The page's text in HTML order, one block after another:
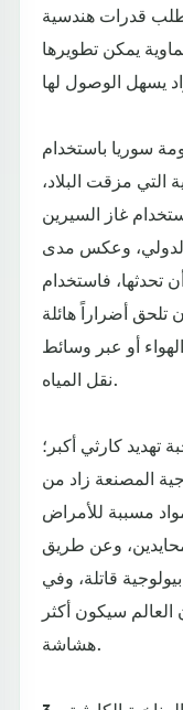
قدرات هندسية
يمكن تطويرها
سوريا باستخدام
التي مزقت البلاد،
غاز السيرين
الدولي، وعكس مدى
تحدثها، فاستخدام
تلحق أضراراً هائلة
أو عبر وسائط
نقل المياه.
تهديد كارثي أكبر؛
المصنعة زاد من
مسببة للأمراض
وعن طريق
قاتلة، وفي
سيكون أكثر
هشاشة.